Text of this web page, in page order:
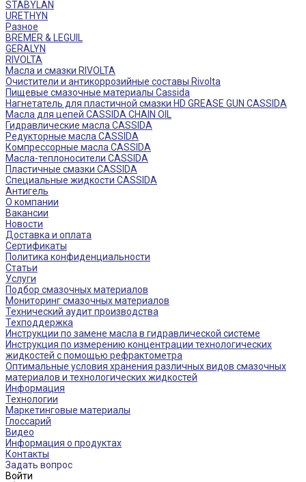
STABYLAN
URETHYN
Разное
BREMER & LEGUIL
GERALYN
RIVOLTA
Масла и смазки RIVOLTA
Очистители и антикоррозийные составы Rivolta
Пищевые смазочные материалы Cassida
Нагнетатель для пластичной смазки HD GREASE GUN CASSIDA
Масла для цепей CASSIDA CHAIN OIL
Гидравлические масла CASSIDA
Редукторные масла CASSIDA
Компрессорные масла CASSIDA
Масла-теплоносители CASSIDA
Пластичные смазки CASSIDA
Специальные жидкости CASSIDA
Антигель
О компании
Вакансии
Новости
Доставка и оплата
Сертификаты
Политика конфиденциальности
Статьи
Услуги
Подбор смазочных материалов
Мониторинг смазочных материалов
Технический аудит производства
Техподдержка
Инструкции по замене масла в гидравлической системе
Инструкция по измерению концентрации технологических
жидкостей с помощью рефрактометра
Оптимальные условия хранения различных видов смазочных
материалов и технологических жидкостей
Информация
Технологии
Маркетинговые материалы
Глоссарий
Видео
Информация о продуктах
Контакты
Задать вопрос
Войти